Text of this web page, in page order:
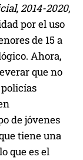
2014-2020,
por el uso
de 15 a
Ahora,
que no
de jóvenes
tiene una
que es el